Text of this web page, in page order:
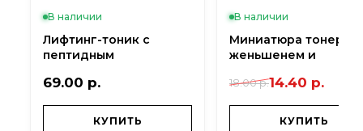
выработку себума, уменьшает жирный блеск, сужает
поры.
Аденозин — антивозрастной актив, стимулирует
выработку белка коллагена, который отвечает за
Подходит для сухой, нормальной и
В наличии
Лифтинг-тоник с
пептидным
Bor-Tox Peptide Toner -
69.00 р.
КУПИТЬ
В наличии
Миниатюра тонера с
женьшенем и
Fraijour Alchemic
Toner - 30 мл
18.00 р.14.40 р.
КУПИТЬ